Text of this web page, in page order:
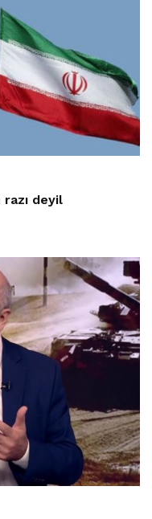
deyil